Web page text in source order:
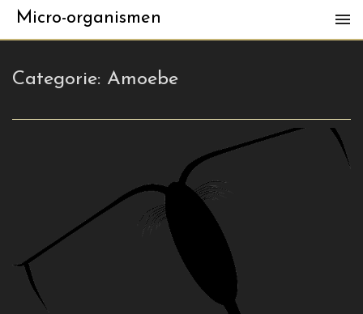
Micro-organismen
Categorie: Amoebe